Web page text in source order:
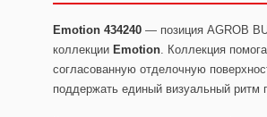
Emotion 434240 — позиция AGROB
коллекции Emotion. Коллекция
согласованную отделочную
поддержать единый визуальный ритм